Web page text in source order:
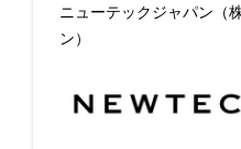
ニューテックジャパン（
ン）